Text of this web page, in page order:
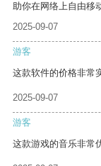
助你在网络上自由移
2025-09-07
游客
这款软件的价格非常
2025-09-07
游客
这款游戏的音乐非常